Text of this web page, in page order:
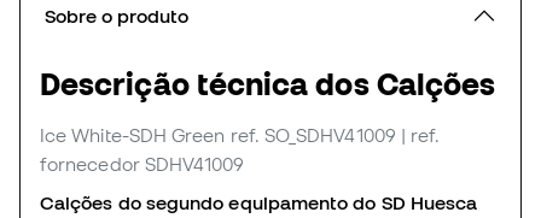
Sobre o produto
Descrição técnica dos Calções
Ice White-SDH Green ref. SO_SDHV41009 | ref.
fornecedor SDHV41009
Calções do segundo equipamento do SD Huesca